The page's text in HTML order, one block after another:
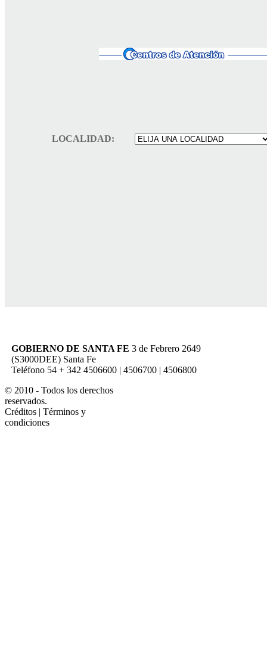
LOCALIDAD:
GOBIERNO DE SANTA FE 3 de Febrero 2649
(S3000DEE) Santa Fe
Teléfono 54 + 342 4506600 | 4506700 | 4506800
© 2010 - Todos los derechos
reservados.
Créditos | Términos y
condiciones